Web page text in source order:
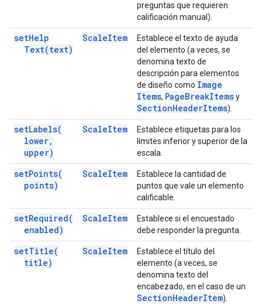
preguntas que requieren
calificación manual).
setHelp
Text(text)
ScaleItem
Establece el texto de ayuda
del elemento (a veces, se
denomina texto de
descripción para elementos
de diseño como Image
Items, PageBreakItemsy
SectionHeaderItems).
setLabels(
lower,
upper)
ScaleItem
Establece etiquetas para los
límites inferior y superior de la
escala.
setPoints(
points)
ScaleItem
Establece la cantidad de
puntos que vale un elemento
calificable.
setRequired(
enabled)
ScaleItem
Establece si el encuestado
debe responder la pregunta.
setTitle(
title)
ScaleItem
Establece el título del
elemento (a veces, se
denomina texto del
encabezado, en el caso de un
SectionHeaderItem).